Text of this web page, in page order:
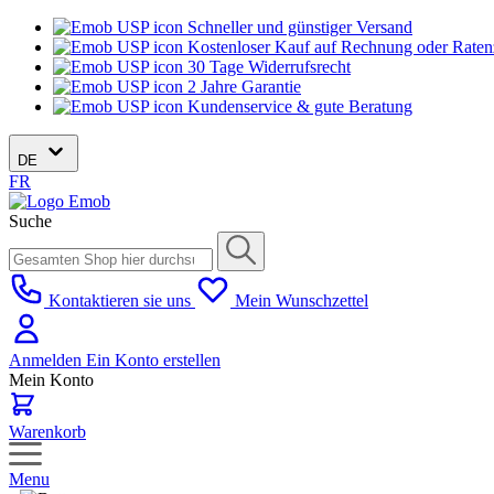
Schneller und günstiger Versand
Kostenloser Kauf auf Rechnung oder
30 Tage Widerrufsrecht
2 Jahre Garantie
Kundenservice & gute Beratung
DE
FR
Suche
Kontaktieren sie uns Mein Wunschzettel
Anmelden Ein Konto erstellen
Mein Konto
Warenkorb
Menu